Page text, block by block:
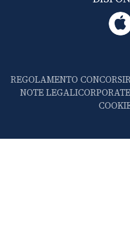
REGOLAMENTO CONCORSI
NOTE LEGALICORPORATE